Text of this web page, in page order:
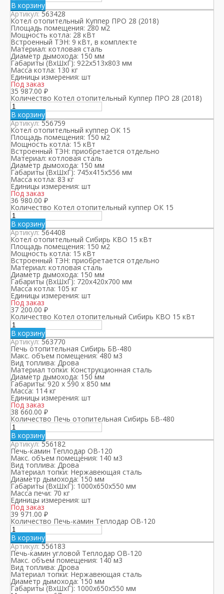
В корзину
Артикул:563428
Котел отопительный Куппер ПРО 28 (2018)
Площадь помещения: 280 м2
Мощность котла: 28 кВт
Встроенный ТЭН: 9 кВт, в комплекте
Материал: котловая сталь
Диаметр дымохода: 150 мм
Габариты (ВхШхГ): 922х513х803 мм
Масса котла: 130 кг
Единицы измерения: шт
Под заказ
35 987.00 ₽
Количество Котел отопительный Куппер ПРО 28 (2018)
В корзину
Артикул:556759
Котел отопительный куппер ОК 15
Площадь помещения: 150 м2
Мощность котла: 15 кВт
Встроенный ТЭН: приобретается отдельно
Материал: котловая сталь
Диаметр дымохода: 150 мм
Габариты (ВхШхГ): 745х415х556 мм
Масса котла: 83 кг
Единицы измерения: шт
Под заказ
36 980.00 ₽
Количество Котел отопительный куппер ОК 15
В корзину
Артикул:564408
Котел отопительный Сибирь КВО 15 кВт
Площадь помещения: 150 м2
Мощность котла: 15 кВт
Встроенный ТЭН: приобретается отдельно
Материал: котловая сталь
Диаметр дымохода: 150 мм
Габариты (ВхШхГ): 720х420х700 мм
Масса котла: 105 кг
Единицы измерения: шт
Под заказ
37 200.00 ₽
Количество Котел отопительный Сибирь КВО 15 кВт
В корзину
Артикул:563770
Печь отопительная Сибирь БВ-480
Макс. объем помещения:480 м3
Вид топлива: Дрова
Материал топки: Конструкционная сталь
Диаметр дымохода: 150 мм
Габариты:920 х 590 х 850 мм
Масса: 114 кг
Единицы измерения: шт
Под заказ
38 660.00 ₽
Количество Печь отопительная Сибирь БВ-480
В корзину
Артикул:556182
Печь-камин Теплодар ОВ-120
Макс. объем помещения: 140 м3
Вид топлива: Дрова
Материал топки: Нержавеющая сталь
Диаметр дымохода:150 мм
Габариты (ВхШхГ): 1000x650x550 мм
Масса печи: 70 кг
Единицы измерения: шт
Под заказ
39 971.00 ₽
Количество Печь-камин Теплодар ОВ-120
В корзину
Артикул:556183
Печь-камин угловой Теплодар ОВ-120
Макс. объем помещения: 140 м3
Вид топлива: Дрова
Материал топки: Нержавеющая сталь
Диаметр дымохода:150 мм
Габариты (ВхШхГ): 1000x650x550 мм